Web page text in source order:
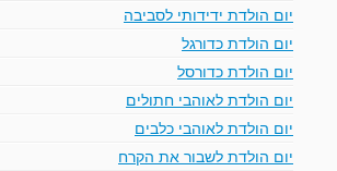
יום הולדת ידידותי לסביבה
יום הולדת כדורגל
יום הולדת כדורסל
יום הולדת לאוהבי חתולים
יום הולדת לאוהבי כלבים
יום הולדת לשבור את הקרח